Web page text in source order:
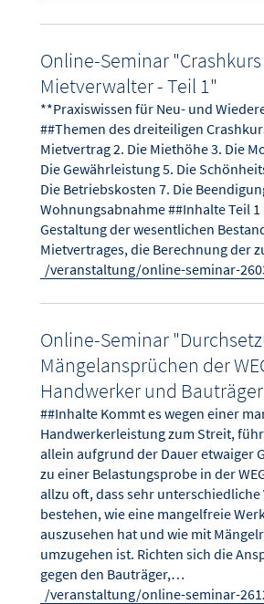
Online-Seminar "Crashkurs
Mietverwalter - Teil 1"
**Praxiswissen für Neu- und
##Themen des dreiteiligen
Mietvertrag 2. Die Miethöhe 3. Die
Die Gewährleistung 5. Die
Die Betriebskosten 7. Die
Wohnungsabnahme ##Inhalte Teil
Gestaltung der wesentlichen
Mietvertrages, die Berechnung der
/veranstaltung/online-seminar-
Online-Seminar
Mängelansprüchen der
Handwerker und
##Inhalte Kommt es wegen einer
Handwerkerleistung zum Streit,
allein aufgrund der Dauer etwaiger
zu einer Belastungsprobe in der
allzu oft, dass sehr
bestehen, wie eine mangelfreie
auszusehen hat und wie mit
umzugehen ist. Richten sich die
gegen den Bauträger,…
/veranstaltung/online-seminar-